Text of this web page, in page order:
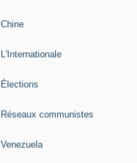
Chine
L'Internationale
Élections
Réseaux communistes
Venezuela